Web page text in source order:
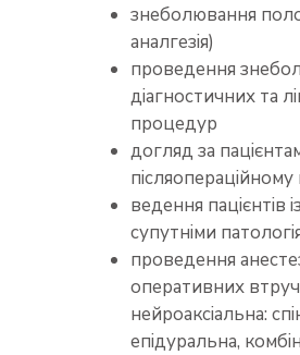
знеболювання
аналгезія)
проведення
діагностичних та
процедур
догляд за
післяопераційному
ведення пацієнтів
супутніми
проведення
оперативних
нейроаксіальна:
епідуральна,